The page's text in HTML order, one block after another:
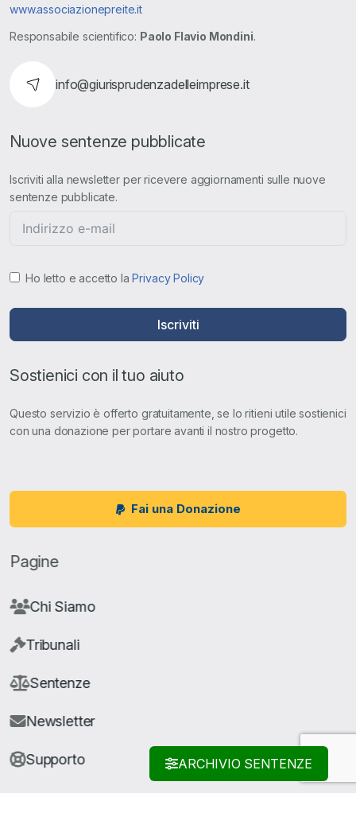
ARCHIVIO SENTENZE
www.associazionepreite.it
Responsabile scientifico: Paolo Flavio Mondini.
info@giurisprudenzadelleimprese.it
Nuove sentenze pubblicate
Iscriviti alla newsletter per ricevere aggiornamenti sulle nuove
sentenze pubblicate.
Ho letto e accetto laPrivacy Policy
Iscriviti
Sostienici con il tuo aiuto
Questo servizio è offerto gratuitamente, se lo ritieni utile sostienici
con una donazione per portare avanti il nostro progetto.
Fai una Donazione
Pagine
Chi Siamo
Tribunali
Sentenze
Newsletter
Supporto